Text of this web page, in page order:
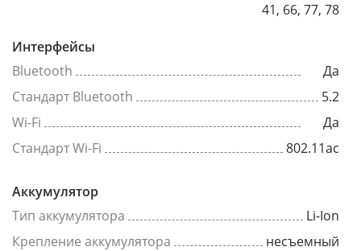
41, 66, 77, 78
Интерфейсы
Bluetooth
Да
Стандарт Bluetooth
5.2
Wi-Fi
Да
Стандарт Wi-Fi
802.11ac
Аккумулятор
Тип аккумулятора
Li-Ion
Крепление аккумулятора
несъемный